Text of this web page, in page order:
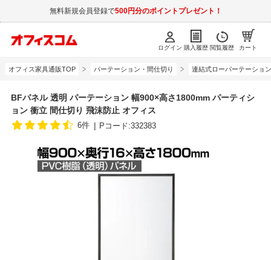
無料新規会員登録で500円分のポイントプレゼント！
ログイン 購入履歴 閲覧履歴 カート
オフィス家具通販TOP パーテーション・間仕切り 連結式ローパーテーション
BFパネル 透明 パーテーション 幅900×高さ1800mm パーティシ
ョン 衝立 間仕切り 飛沫防止 オフィス
6件 Pコード:332383